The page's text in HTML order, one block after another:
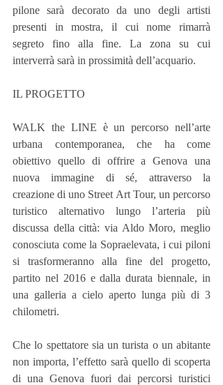
pilone sarà decorato da uno degli artisti
presenti in mostra, il cui nome rimarrà
segreto fino alla fine. La zona su cui
interverrà sarà in prossimità dell’acquario.
IL PROGETTO
WALK the LINE è un percorso nell’arte
urbana contemporanea, che ha come
obiettivo quello di offrire a Genova una
nuova immagine di sé, attraverso la
creazione di uno Street Art Tour, un percorso
turistico alternativo lungo l’arteria più
discussa della città: via Aldo Moro, meglio
conosciuta come la Sopraelevata, i cui piloni
si trasformeranno alla fine del progetto,
partito nel 2016 e dalla durata biennale, in
una galleria a cielo aperto lunga più di 3
chilometri.
Che lo spettatore sia un turista o un abitante
non importa, l’effetto sarà quello di scoperta
di una Genova fuori dai percorsi turistici